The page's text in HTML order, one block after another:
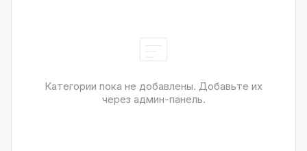
Категории пока не добавлены. Добавьте их
через админ-панель.